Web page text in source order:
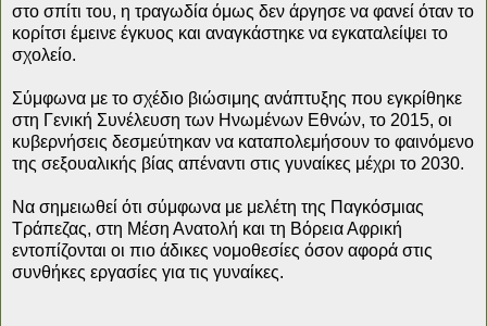
στο σπίτι του, η τραγωδία όμως δεν άργησε να φανεί όταν το
κορίτσι έμεινε έγκυος και αναγκάστηκε να εγκαταλείψει το
σχολείο.
Σύμφωνα με το σχέδιο βιώσιμης ανάπτυξης που εγκρίθηκε
στη Γενική Συνέλευση των Ηνωμένων Εθνών, το 2015, οι
κυβερνήσεις δεσμεύτηκαν να καταπολεμήσουν το φαινόμενο
της σεξουαλικής βίας απέναντι στις γυναίκες μέχρι το 2030.
Να σημειωθεί ότι σύμφωνα με μελέτη της Παγκόσμιας
Τράπεζας, στη Μέση Ανατολή και τη Βόρεια Αφρική
εντοπίζονται οι πιο άδικες νομοθεσίες όσον αφορά στις
συνθήκες εργασίες για τις γυναίκες.